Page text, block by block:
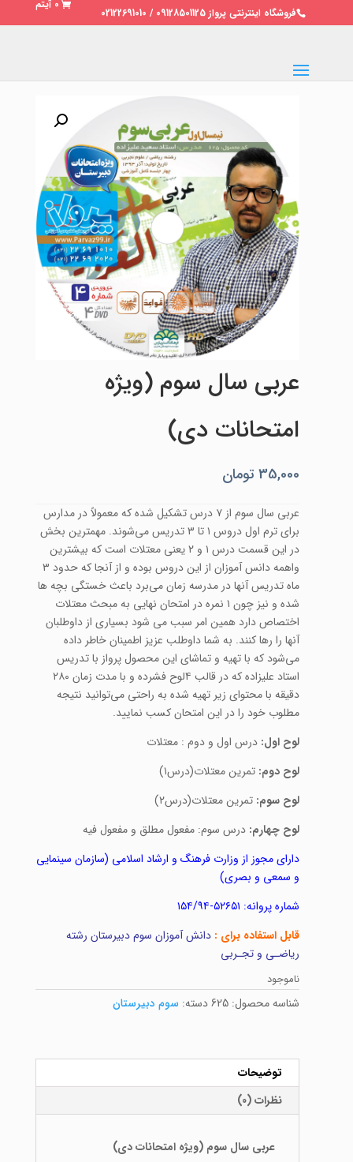
فروشگاه اینترنتی پرواز 09128501125 / 02122691010
0 آیتم
عربی سال سوم (ویژه
امتحانات دی)
35,000 تومان
عربی سال سوم از ۷ درس تشکیل شده که معمولاً در مدارس
برای ترم اول دروس ۱ تا ۳ تدریس می‌شوند. مهمترین بخش
در این قسمت درس ۱ و ۲ یعنی معتلات است که بیشترین
واهمه دانس آموزان از این دروس بوده و از آنجا که حدود ۳
ماه تدریس آنها در مدرسه زمان می‌برد باعث خستگی بچه ها
شده و نیز چون ۱ نمره در امتحان نهایی به مبحث معتلات
اختصاص دارد همین امر سبب می شود بسیاری از داوطلبان
آنها را رها کنند. به شما داوطلب عزیز اطمینان خاطر داده
می‌شود که با تهیه و تماشای این محصول پرواز با تدریس
استاد علیزاده که در قالب ۴لوح فشرده و با مدت زمان ۲۸۰
دقیقه با محتوای زیر تهیه شده به راحتی می‌توانید نتیجه
مطلوب خود را در این امتحان کسب نمایید.
لوح اول: درس اول و دوم : معتلات
لوح دوم: تمرین معتلات(درس۱)
لوح سوم: تمرین معتلات(درس۲)
لوح چهارم: درس سوم: مفعول مطلق و مفعول فیه
دارای مجوز از وزارت فرهنگ و ارشاد اسلامی (سازمان سینمایی
و سمعی و بصری)
شماره پروانه: ۵۲۶۵۱-۱۵۴/۹۴
قابل استفاده برای : دانش آموزان سوم دبیرستان رشته
ریاضـی و تجـربی
ناموجود
شناسه محصول: 625دسته: سوم دبیرستان
توضیحات
نظرات (0)
عربی سال سوم (ویژه امتحانات دی)